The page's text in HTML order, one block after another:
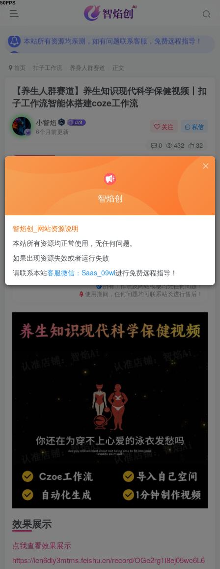
本站所有资源均亲测，如有问题联系客服，免费远程指导！
本站所有资源均亲测，如有问题联系客服，免费远程指导！
首页 扣子工作流 养身人群赛道 正文
【养生人群赛道】养生知识现代科学保健视频丨扣
子工作流智能体搭建coze工作流
小智焰
6个月前更新
关注 私信
0 432 32
此内容为付费资源，请付费后查看
9.9
普通合伙人免费
立即购买
您当前未登录！建议登陆后购买，可保存购买订单
一次购买，永久包更新！
购买会员，可免费下载全站资源！
所有工作流及网站模板均无任何问题！
使用期间，任何问题均可联系站长进行售后！
效果展示
点我查看效果展示
https://icn6dly3mtms.feishu.cn/record/OGe2rg1I8ej05wc6L6
智焰创
智焰创_网站资源说明
本站所有资源均正常使用，无任何问题。
如果出现资源失效或者运行失败
请联系本站客服微信：Saas_09wl进行免费远程指导！